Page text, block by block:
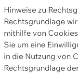
Hinweise zu
Rechtsgrundlage
mithilfe von
Sie um eine
in die Nutzung von
Rechtsgrundlage